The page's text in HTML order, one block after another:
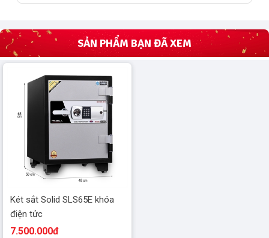
SẢN PHẨM BẠN ĐÃ XEM
Két sắt Solid SLS65E khóa
điện tửc
7.500.000đ